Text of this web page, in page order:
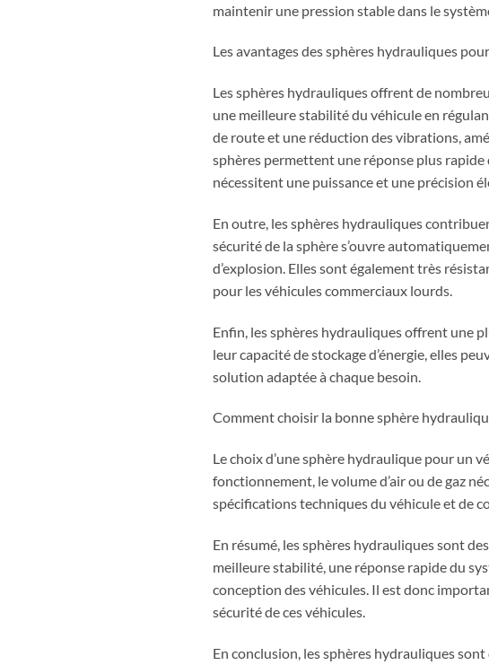
maintenir une pression stable dans le
Les avantages des sphères hydrauliques
Les sphères hydrauliques offrent de
une meilleure stabilité du véhicule en
de route et une réduction des vibrations,
sphères permettent une réponse plus
nécessitent une puissance et une précision
En outre, les sphères hydrauliques
sécurité de la sphère s’ouvre
d’explosion. Elles sont également très
pour les véhicules commerciaux lourds.
Enfin, les sphères hydrauliques offrent une
leur capacité de stockage d’énergie, elles
solution adaptée à chaque besoin.
Comment choisir la bonne sphère
Le choix d’une sphère hydraulique pour un
fonctionnement, le volume d’air ou de gaz
spécifications techniques du véhicule et de
En résumé, les sphères hydrauliques sont
meilleure stabilité, une réponse rapide du
conception des véhicules. Il est donc
sécurité de ces véhicules.
En conclusion, les sphères hydrauliques